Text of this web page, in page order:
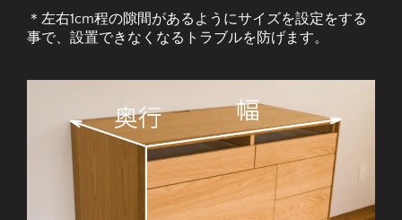
＊左右1cm程の隙間があるようにサイズを設定をする
事で、設置できなくなるトラブルを防げます。